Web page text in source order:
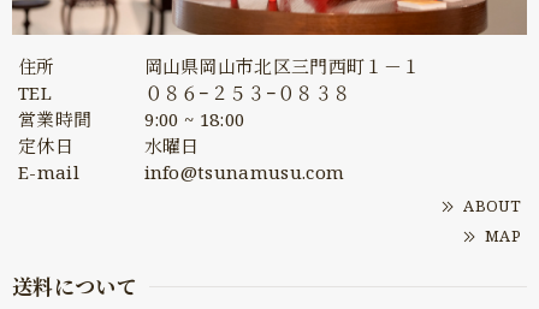
住所
岡山県岡山市北区三門西町１－１
TEL
０８６−２５３−０８３８
営業時間
9:00 ~ 18:00
定休日
水曜日
E-mail
info@tsunamusu.com
ABOUT
MAP
送料について